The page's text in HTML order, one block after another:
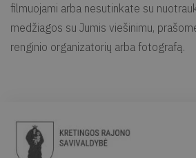
filmuojami arba nesutinkate su
medžiagos su Jumis viešinimu,
renginio organizatorių arba fotografą.